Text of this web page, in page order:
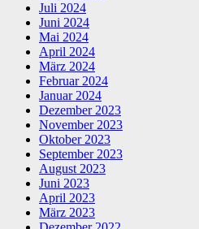
Juli 2024
Juni 2024
Mai 2024
April 2024
März 2024
Februar 2024
Januar 2024
Dezember 2023
November 2023
Oktober 2023
September 2023
August 2023
Juni 2023
April 2023
März 2023